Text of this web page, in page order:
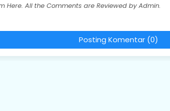
Here. All the Comments are Reviewed by Admin.
Posting Komentar (0)